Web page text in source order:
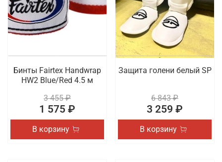
Бинты Fairtex Handwrap
HW2 Blue/Red 4.5 м
3 455 ₽
1 575 ₽
В корзину
Защита голени белый SP
6 843 ₽
3 259 ₽
В корзину